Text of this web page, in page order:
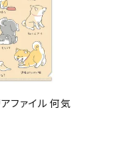
ファイル 何気